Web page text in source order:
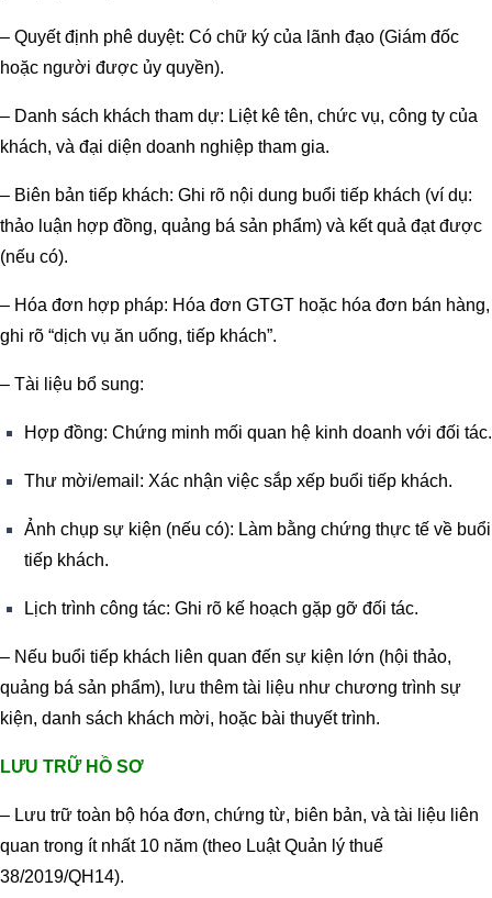
– Quyết định phê duyệt: Có chữ ký của lãnh đạo (Giám đốc
hoặc người được ủy quyền).
– Danh sách khách tham dự: Liệt kê tên, chức vụ, công ty của
khách, và đại diện doanh nghiệp tham gia.
– Biên bản tiếp khách: Ghi rõ nội dung buổi tiếp khách (ví dụ:
thảo luận hợp đồng, quảng bá sản phẩm) và kết quả đạt được
(nếu có).
– Hóa đơn hợp pháp: Hóa đơn GTGT hoặc hóa đơn bán hàng,
ghi rõ “dịch vụ ăn uống, tiếp khách”.
– Tài liệu bổ sung:
Hợp đồng: Chứng minh mối quan hệ kinh doanh với đối tác.
Thư mời/email: Xác nhận việc sắp xếp buổi tiếp khách.
Ảnh chụp sự kiện (nếu có): Làm bằng chứng thực tế về buổi
tiếp khách.
Lịch trình công tác: Ghi rõ kế hoạch gặp gỡ đối tác.
– Nếu buổi tiếp khách liên quan đến sự kiện lớn (hội thảo,
quảng bá sản phẩm), lưu thêm tài liệu như chương trình sự
kiện, danh sách khách mời, hoặc bài thuyết trình.
LƯU TRỮ HỒ SƠ
– Lưu trữ toàn bộ hóa đơn, chứng từ, biên bản, và tài liệu liên
quan trong ít nhất 10 năm (theo Luật Quản lý thuế
38/2019/QH14).